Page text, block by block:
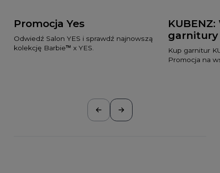
Promocja Yes
Odwiedź Salon YES i sprawdź najnowszą
kolekcję Barbie™ x YES.
garnitury
Kup garnitur
Promocja na